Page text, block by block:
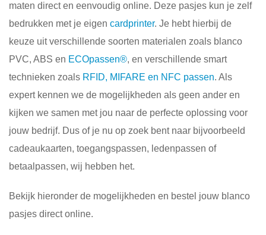
RFID
NFC
Diensten
Contact
&
maten direct en eenvoudig online. Deze pasjes kun je zelf
bedrukken met je eigen cardprinter. Je hebt hierbij de
keuze uit verschillende soorten materialen zoals blanco
PVC, ABS en ECOpassen®, en verschillende smart
technieken zoals RFID, MIFARE en NFC passen. Als
expert kennen we de mogelijkheden als geen ander en
kijken we samen met jou naar de perfecte oplossing voor
jouw bedrijf. Dus of je nu op zoek bent naar bijvoorbeeld
cadeaukaarten, toegangspassen, ledenpassen of
betaalpassen, wij hebben het.
Bekijk hieronder de mogelijkheden en bestel jouw blanco
pasjes direct online.